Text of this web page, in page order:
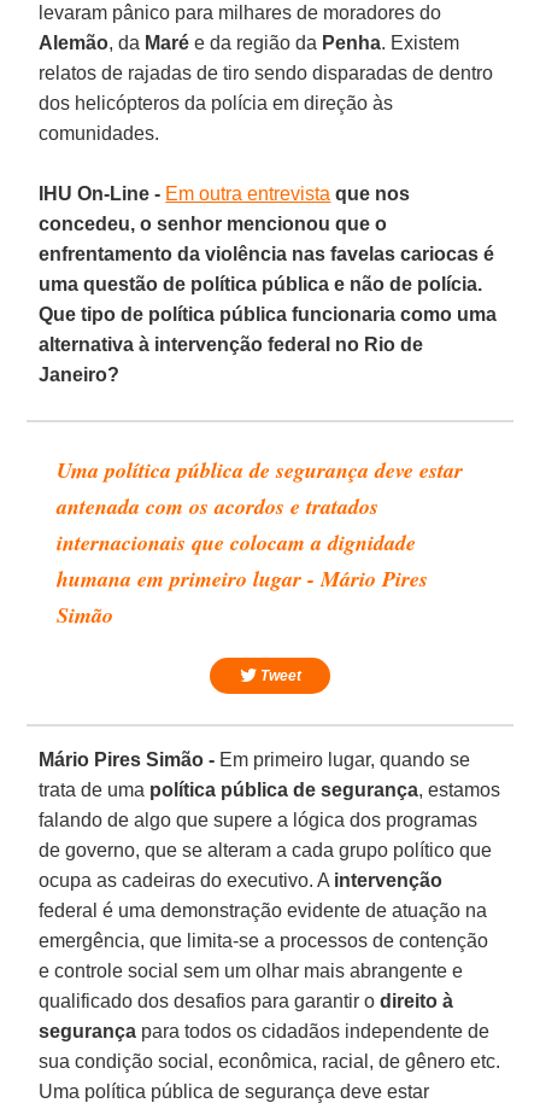
levaram pânico para milhares de moradores do
Alemão, da Maré e da região da Penha. Existem
relatos de rajadas de tiro sendo disparadas de dentro
dos helicópteros da polícia em direção às
comunidades.
IHU On-Line - Em outra entrevista que nos
concedeu, o senhor mencionou que o
enfrentamento da violência nas favelas cariocas é
uma questão de política pública e não de polícia.
Que tipo de política pública funcionaria como uma
alternativa à intervenção federal no Rio de
Janeiro?
Uma política pública de segurança deve estar
antenada com os acordos e tratados
internacionais que colocam a dignidade
humana em primeiro lugar - Mário Pires
Simão
Tweet
Mário Pires Simão - Em primeiro lugar, quando se
trata de uma política pública de segurança, estamos
falando de algo que supere a lógica dos programas
de governo, que se alteram a cada grupo político que
ocupa as cadeiras do executivo. A intervenção
federal é uma demonstração evidente de atuação na
emergência, que limita-se a processos de contenção
e controle social sem um olhar mais abrangente e
qualificado dos desafios para garantir odireito à
segurança para todos os cidadãos independente de
sua condição social, econômica, racial, de gênero etc.
Uma política pública de segurança deve estar